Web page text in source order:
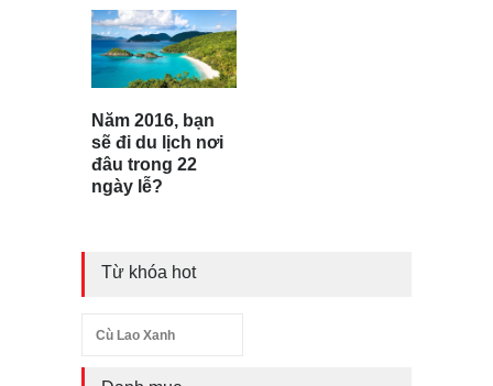
Năm 2016, bạn
sẽ đi du lịch nơi
đâu trong 22
ngày lễ?
Từ khóa hot
Cù Lao Xanh